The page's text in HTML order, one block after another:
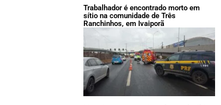
Trabalhador é encontrado morto em
sítio na comunidade de Três
Ranchinhos, em Ivaiporã